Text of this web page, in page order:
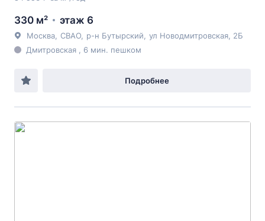
330 м² этаж 6
Москва СВАО р-н Бутырский ул Новодмитровская , 2Б
Дмитровская , 6 мин. пешком
Подробнее